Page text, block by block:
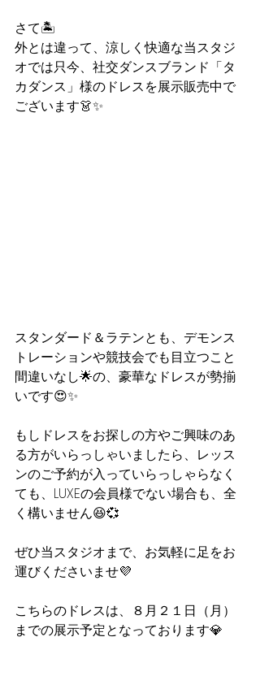
さて🏝️
外とは違って、涼しく快適な当スタジ
オでは只今、社交ダンスブランド「タ
カダンス」様のドレスを展示販売中で
ございます👗✨
スタンダード＆ラテンとも、デモンス
トレーションや競技会でも目立つこと
間違いなし🌟の、豪華なドレスが勢揃
いです😍✨
もしドレスをお探しの方やご興味のあ
る方がいらっしゃいましたら、レッス
ンのご予約が入っていらっしゃらなく
ても、LUXEの会員様でない場合も、全
く構いません😆💞
ぜひ当スタジオまで、お気軽に足をお
運びくださいませ💜
こちらのドレスは、８月２１日（月）
までの展示予定となっております💎